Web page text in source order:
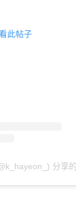
此帖子
分享